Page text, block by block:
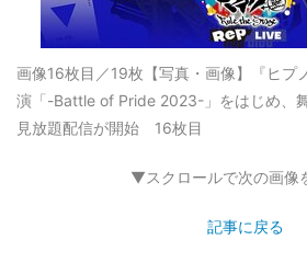
画像16枚目／19枚 【写真・画像】『ヒ
演「-Battle of Pride 2023-」をはじめ、
見放題配信が開始 16枚目
▼スクロールで次の画像
記事に戻る